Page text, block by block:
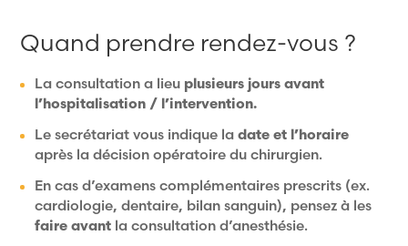
Quand prendre rendez-vous ?
La consultation a lieu plusieurs jours avant
l’hospitalisation / l’intervention.
Le secrétariat vous indique ladate et l’horaire
après la décision opératoire du chirurgien.
En cas d’examens complémentaires prescrits (ex.
cardiologie, dentaire, bilan sanguin), pensez à les
faire avant la consultation d’anesthésie.